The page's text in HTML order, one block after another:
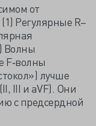
от
Регулярные R–
Волны
F‐волны
лучше
III и aVF). Они
с предсердной